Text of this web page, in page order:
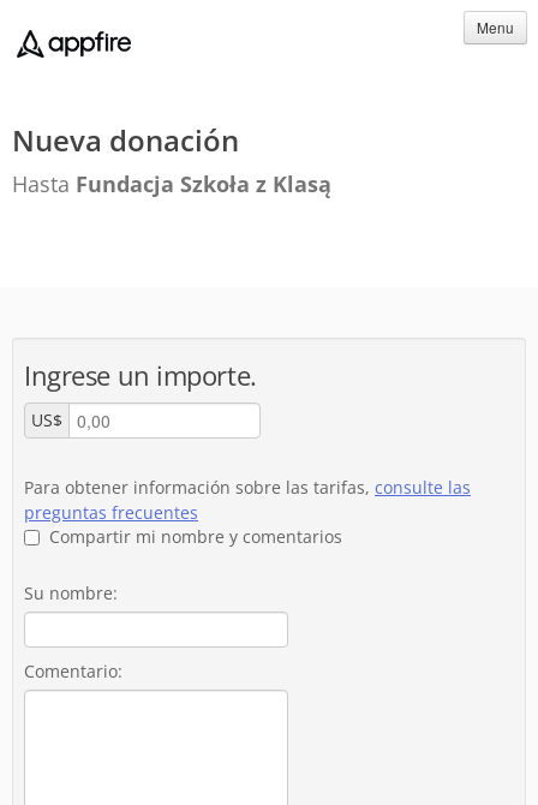
Menu
Nueva donación
Hasta Fundacja Szkoła z Klasą
Ingrese un importe.
US$
Para obtener información sobre las tarifas, consulte las
preguntas frecuentes
Compartir mi nombre y comentarios
Su nombre:
Comentario: